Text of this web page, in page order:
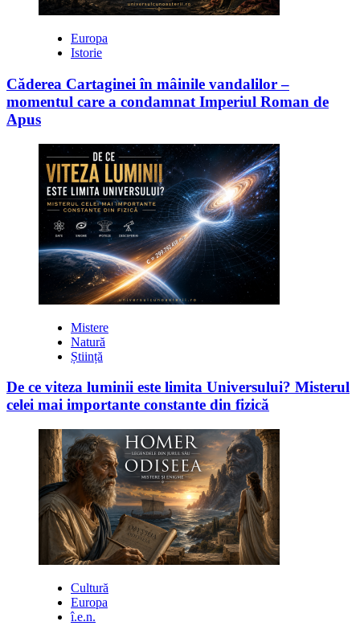
Europa
Istorie
Căderea Cartaginei în mâinile vandalilor –
momentul care a condamnat Imperiul Roman de
Apus
Mistere
Natură
Știință
De ce viteza luminii este limita Universului? Misterul
celei mai importante constante din fizică
Cultură
Europa
î.e.n.